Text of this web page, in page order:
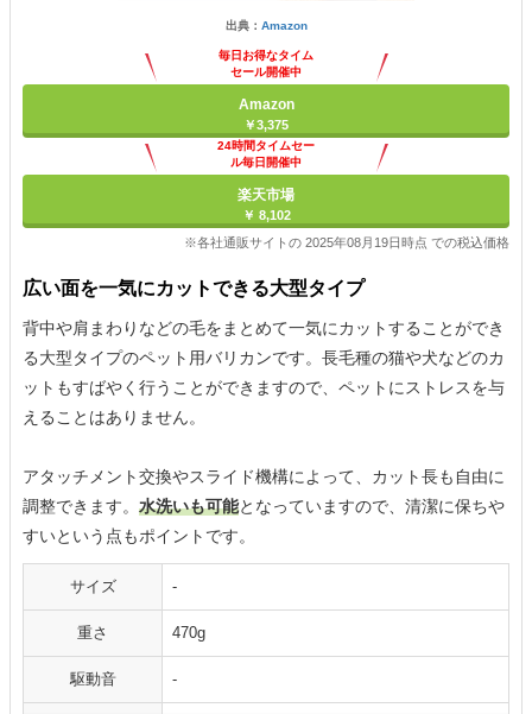
出典： Amazon
毎日お得なタイム
セール開催中
Amazon
￥3,375
24時間タイムセー
ル毎日開催中
楽天市場
￥ 8,102
※各社通販サイトの 2025年08月19日時点 での税込価格
広い面を一気にカットできる大型タイプ
背中や肩まわりなどの毛をまとめて一気にカットすることができ
る大型タイプのペット用バリカンです。長毛種の猫や犬などのカ
ットもすばやく行うことができますので、ペットにストレスを与
えることはありません。
アタッチメント交換やスライド機構によって、カット長も自由に
調整できます。 水洗いも可能となっていますので、清潔に保ちや
すいという点もポイントです。
サイズ -
重さ 470g
駆動音 -